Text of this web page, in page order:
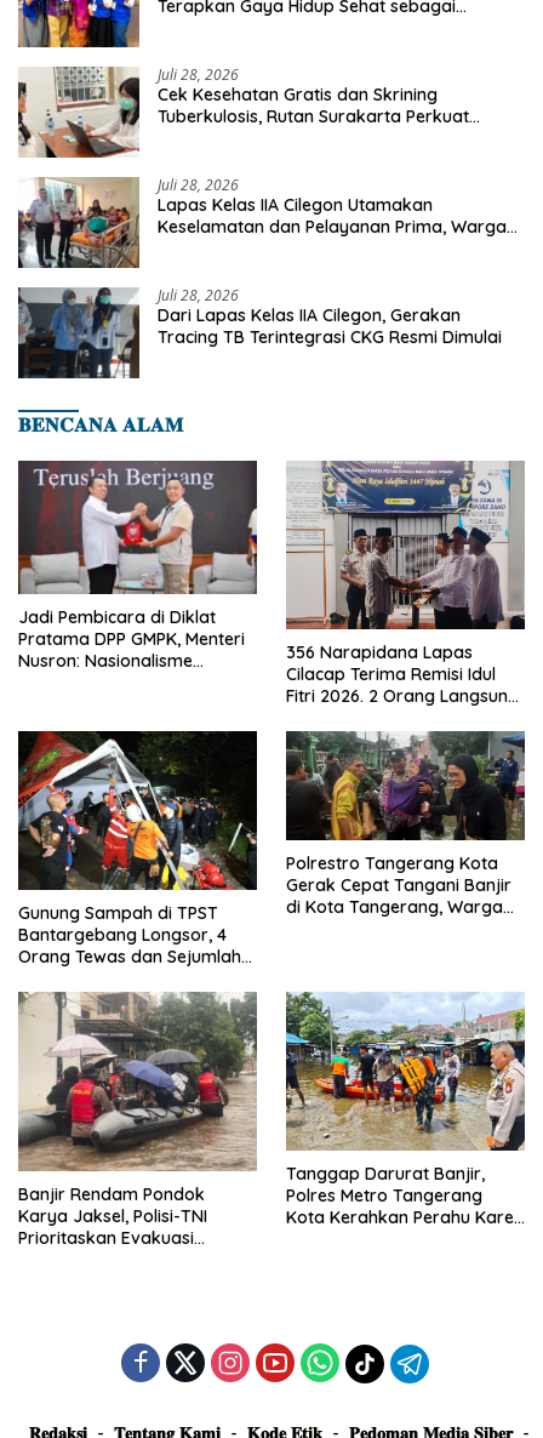
Terapkan Gaya Hidup Sehat sebagai
Juli 28, 2026
Cek Kesehatan Gratis dan Skrining
Tuberkulosis, Rutan Surakarta Perkuat
Juli 28, 2026
Lapas Kelas IIA Cilegon Utamakan
Keselamatan dan Pelayanan Prima, Warga
Juli 28, 2026
Dari Lapas Kelas IIA Cilegon, Gerakan
Tracing TB Terintegrasi CKG Resmi Dimulai
𝐁𝐄𝐍𝐂𝐀𝐍𝐀 𝐀𝐋𝐀𝐌
Jadi Pembicara di Diklat
Pratama DPP GMPK, Menteri
Nusron: Nasionalisme
356 Narapidana Lapas
Cilacap Terima Remisi Idul
Fitri 2026. 2 Orang Langsung
Gunung Sampah di TPST
Bantargebang Longsor, 4
Orang Tewas dan Sejumlah
Polrestro Tangerang Kota
Gerak Cepat Tangani Banjir
di Kota Tangerang, Warga
Banjir Rendam Pondok
Karya Jaksel, Polisi-TNI
Prioritaskan Evakuasi
Tanggap Darurat Banjir,
Polres Metro Tangerang
Kota Kerahkan Perahu Karet
𝐑𝐞𝐝𝐚𝐤𝐬𝐢 𝐓𝐞𝐧𝐭𝐚𝐧𝐠 𝐊𝐚𝐦𝐢 𝐊𝐨𝐝𝐞 𝐄𝐭𝐢𝐤 𝐏𝐞𝐝𝐨𝐦𝐚𝐧 𝐌𝐞𝐝𝐢𝐚 𝐒𝐢𝐛𝐞𝐫